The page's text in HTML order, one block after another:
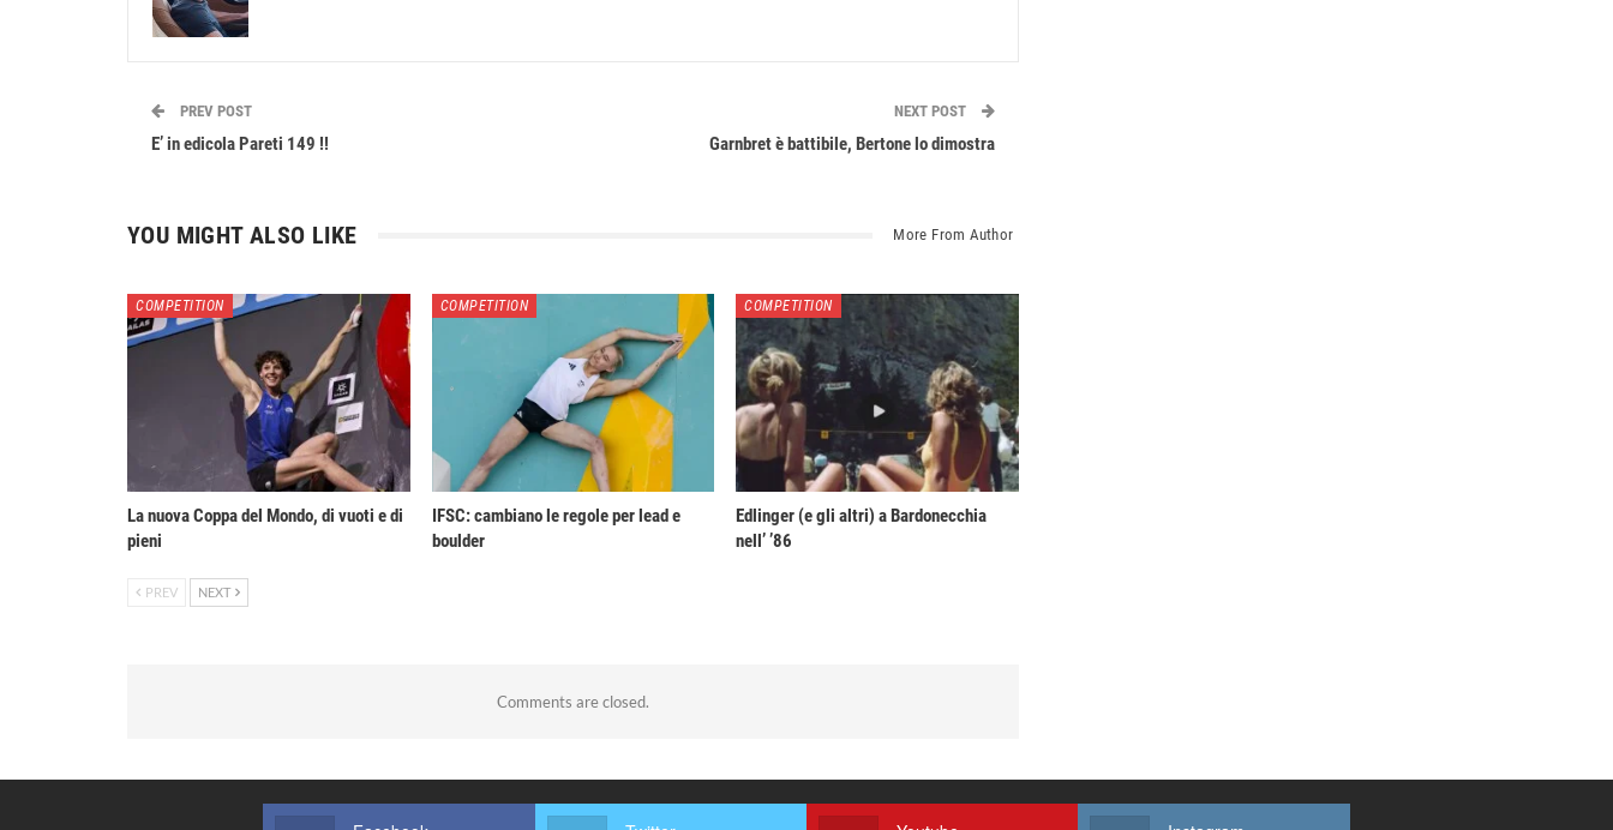
PREV POST
E’ in edicola Pareti 149 !!
NEXT POST
Garnbret è battibile, Bertone lo dimostra
YOU MIGHT ALSO LIKE More From Author
COMPETITION
La nuova Coppa del Mondo, di vuoti e di
pieni
COMPETITION
IFSC: cambiano le regole per lead e
boulder
COMPETITION
Edlinger (e gli altri) a Bardonecchia
nell’ ’86
PREV NEXT
Comments are closed.